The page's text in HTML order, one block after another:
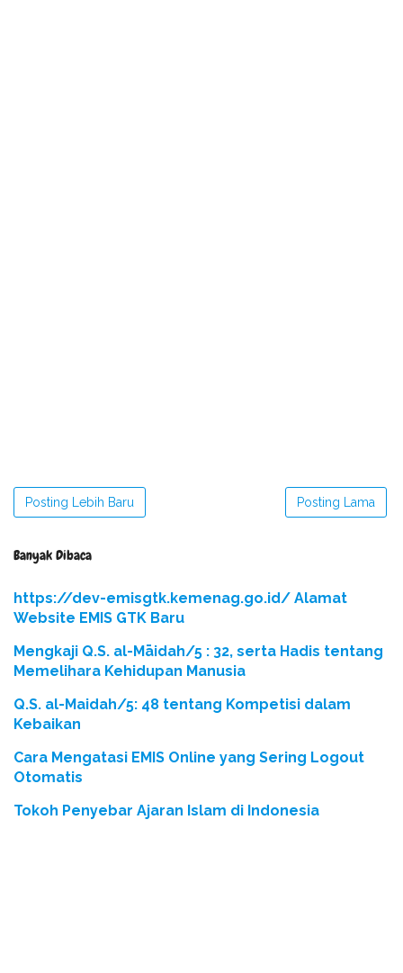
Posting Lebih Baru Posting Lama
Banyak Dibaca
https://dev-emisgtk.kemenag.go.id/ Alamat
Website EMIS GTK Baru
Mengkaji Q.S. al-Māidah/5 : 32, serta Hadis tentang
Memelihara Kehidupan Manusia
Q.S. al-Maidah/5: 48 tentang Kompetisi dalam
Kebaikan
Cara Mengatasi EMIS Online yang Sering Logout
Otomatis
Tokoh Penyebar Ajaran Islam di Indonesia